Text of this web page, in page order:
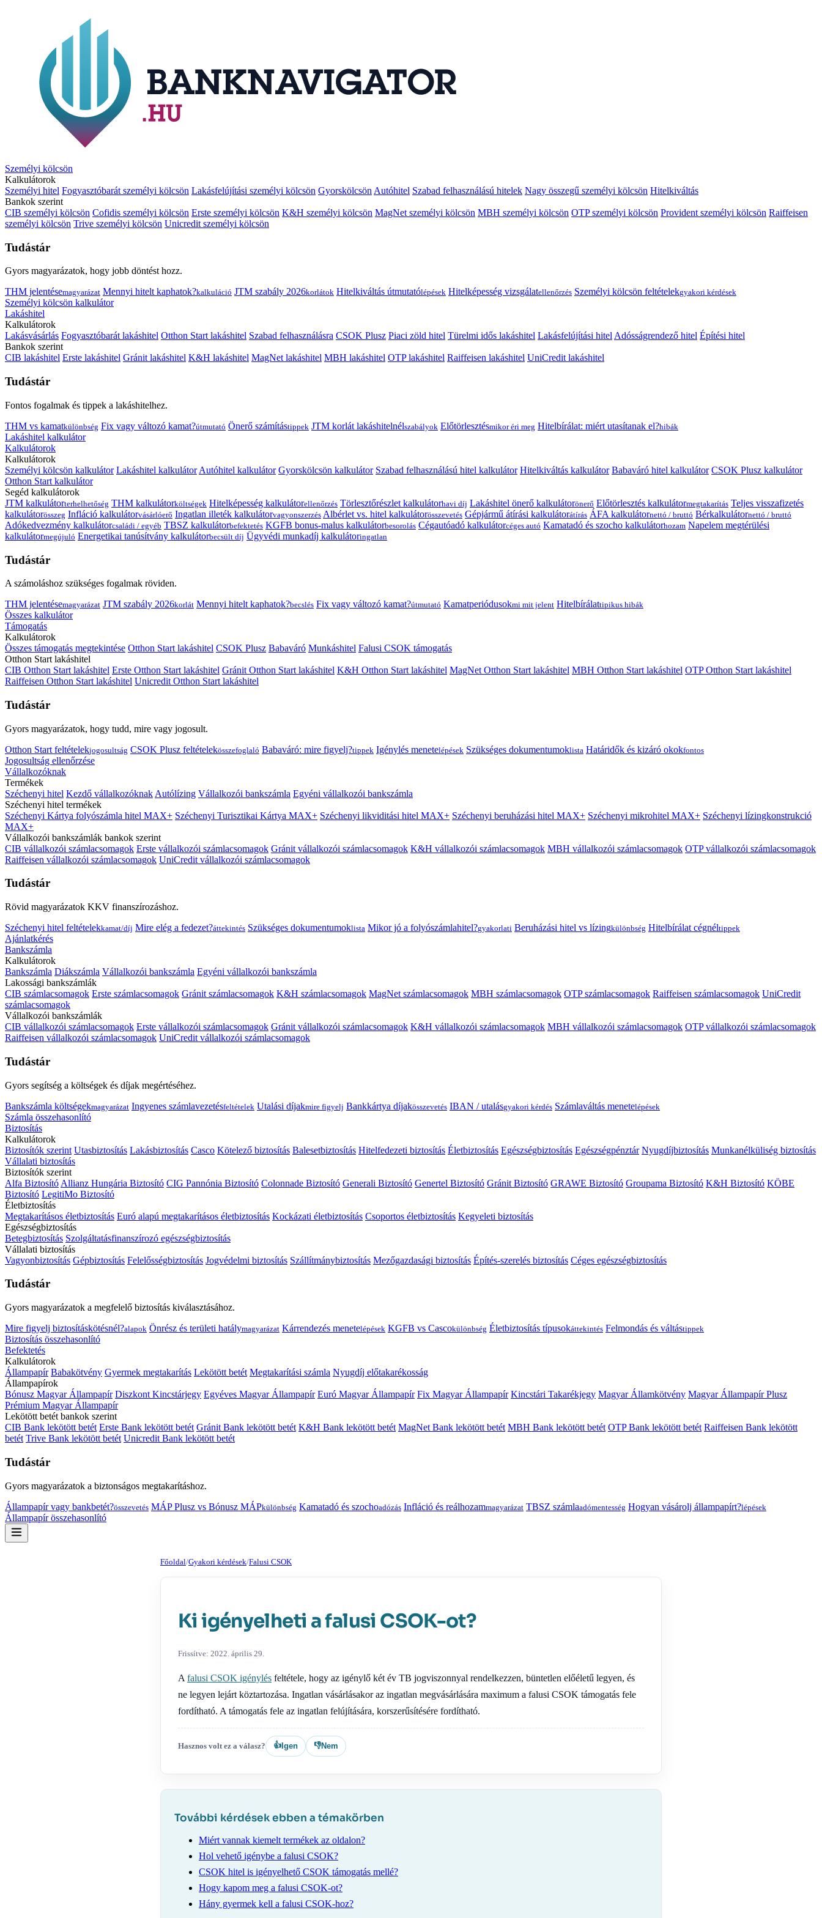
Személyi kölcsön
Kalkulátorok
Személyi hitel Fogyasztóbarát személyi kölcsön Lakásfelújítási személyi kölcsön Gyorskölcsön Autóhitel Szabad felhasználású hitelek Nagy összegű személyi kölcsön Hitelkiváltás
Bankok szerint
CIB személyi kölcsön Cofidis személyi kölcsön Erste személyi kölcsön K&H személyi kölcsön MagNet személyi kölcsön MBH személyi kölcsön OTP személyi kölcsön Provident személyi kölcsön Raiffeisen
személyi kölcsön Trive személyi kölcsön Unicredit személyi kölcsön
Tudástár
Gyors magyarázatok, hogy jobb döntést hozz.
THM jelentésemagyarázat Mennyi hitelt kaphatok?kalkuláció JTM szabály 2026korlátok Hitelkiváltás útmutatólépések Hitelképesség vizsgálatellenőrzés Személyi kölcsön feltételekgyakori kérdések
Személyi kölcsön kalkulátor
Lakáshitel
Kalkulátorok
Lakásvásárlás Fogyasztóbarát lakáshitel Otthon Start lakáshitel Szabad felhasználásra CSOK Plusz Piaci zöld hitel Türelmi idős lakáshitel Lakásfelújítási hitelAdósságrendező hitel Építési hitel
Bankok szerint
CIB lakáshitel Erste lakáshitel Gránit lakáshitel K&H lakáshitel MagNet lakáshitel MBH lakáshitel OTP lakáshitel Raiffeisen lakáshitel UniCredit lakáshitel
Tudástár
Fontos fogalmak és tippek a lakáshitelhez.
THM vs kamatkülönbség Fix vagy változó kamat?útmutató Önerő számítástippek JTM korlát lakáshitelnélszabályok Előtörlesztésmikor éri meg Hitelbírálat: miért utasítanak el?hibák
Lakáshitel kalkulátor
Kalkulátorok
Kalkulátorok
Személyi kölcsön kalkulátor Lakáshitel kalkulátor Autóhitel kalkulátor Gyorskölcsön kalkulátor Szabad felhasználású hitel kalkulátor Hitelkiváltás kalkulátor Babaváró hitel kalkulátor CSOK Plusz kalkulátor
Otthon Start kalkulátor
Segéd kalkulátorok
JTM kalkulátorterhelhetőség THM kalkulátorköltségek Hitelképesség kalkulátorellenőrzés Törlesztőrészlet kalkulátorhavi díj Lakáshitel önerő kalkulátorönerő Előtörlesztés kalkulátormegtakarítás Teljes visszafizetés
kalkulátorösszeg Infláció kalkulátorvásárlóerő Ingatlan illeték kalkulátorvagyonszerzés Albérlet vs. hitel kalkulátorösszevetés Gépjármű átírási kalkulátorátírás ÁFA kalkulátornettó / bruttó Bérkalkulátornettó / bruttó
Adókedvezmény kalkulátorcsaládi / egyéb TBSZ kalkulátorbefektetés KGFB bonus-malus kalkulátorbesorolás Cégautóadó kalkulátorcéges autó Kamatadó és szocho kalkulátorhozam Napelem megtérülési
kalkulátormegújuló Energetikai tanúsítvány kalkulátorbecsült díj Ügyvédi munkadíj kalkulátoringatlan
Tudástár
A számoláshoz szükséges fogalmak röviden.
THM jelentésemagyarázat JTM szabály 2026korlát Mennyi hitelt kaphatok?becslés Fix vagy változó kamat?útmutató Kamatperiódusokmi mit jelent Hitelbírálattipikus hibák
Összes kalkulátor
Támogatás
Kalkulátorok
Összes támogatás megtekintése Otthon Start lakáshitel CSOK Plusz Babaváró Munkáshitel Falusi CSOK támogatás
Otthon Start lakáshitel
CIB Otthon Start lakáshitel Erste Otthon Start lakáshitel Gránit Otthon Start lakáshitel K&H Otthon Start lakáshitel MagNet Otthon Start lakáshitel MBH Otthon Start lakáshitel OTP Otthon Start lakáshitel
Raiffeisen Otthon Start lakáshitel Unicredit Otthon Start lakáshitel
Tudástár
Gyors magyarázatok, hogy tudd, mire vagy jogosult.
Otthon Start feltételekjogosultság CSOK Plusz feltételekösszefoglaló Babaváró: mire figyelj?tippek Igénylés menetelépések Szükséges dokumentumoklista Határidők és kizáró okokfontos
Jogosultság ellenőrzése
Vállalkozóknak
Termékek
Széchenyi hitel Kezdő vállalkozóknak Autólízing Vállalkozói bankszámla Egyéni vállalkozói bankszámla
Széchenyi hitel termékek
Széchenyi Kártya folyószámla hitel MAX+ Széchenyi Turisztikai Kártya MAX+ Széchenyi likviditási hitel MAX+ Széchenyi beruházási hitel MAX+ Széchenyi mikrohitel MAX+ Széchenyi lízingkonstrukció
MAX+
Vállalkozói bankszámlák bankok szerint
CIB vállalkozói számlacsomagok Erste vállalkozói számlacsomagok Gránit vállalkozói számlacsomagok K&H vállalkozói számlacsomagok MBH vállalkozói számlacsomagok OTP vállalkozói számlacsomagok
Raiffeisen vállalkozói számlacsomagok UniCredit vállalkozói számlacsomagok
Tudástár
Rövid magyarázatok KKV finanszírozáshoz.
Széchenyi hitel feltételekkamat/díj Mire elég a fedezet?áttekintés Szükséges dokumentumoklista Mikor jó a folyószámlahitel?gyakorlati Beruházási hitel vs lízingkülönbség Hitelbírálat cégnéltippek
Ajánlatkérés
Bankszámla
Kalkulátorok
Bankszámla Diákszámla Vállalkozói bankszámla Egyéni vállalkozói bankszámla
Lakossági bankszámlák
CIB számlacsomagok Erste számlacsomagok Gránit számlacsomagok K&H számlacsomagok MagNet számlacsomagok MBH számlacsomagok OTP számlacsomagok Raiffeisen számlacsomagok UniCredit
számlacsomagok
Vállalkozói bankszámlák
CIB vállalkozói számlacsomagok Erste vállalkozói számlacsomagok Gránit vállalkozói számlacsomagok K&H vállalkozói számlacsomagok MBH vállalkozói számlacsomagok OTP vállalkozói számlacsomagok
Raiffeisen vállalkozói számlacsomagok UniCredit vállalkozói számlacsomagok
Tudástár
Gyors segítség a költségek és díjak megértéséhez.
Bankszámla költségekmagyarázat Ingyenes számlavezetésfeltételek Utalási díjakmire figyelj Bankkártya díjakösszevetés IBAN / utalásgyakori kérdés Számlaváltás menetelépések
Számla összehasonlító
Biztosítás
Kalkulátorok
Biztosítók szerint Utasbiztosítás Lakásbiztosítás Casco Kötelező biztosítás Balesetbiztosítás Hitelfedezeti biztosítás Életbiztosítás Egészségbiztosítás Egészségpénztár Nyugdíjbiztosítás Munkanélküliség biztosítás
Vállalati biztosítás
Biztosítók szerint
Alfa Biztosító Allianz Hungária Biztosító CIG Pannónia Biztosító Colonnade Biztosító Generali Biztosító Genertel Biztosító Gránit Biztosító GRAWE Biztosító Groupama Biztosító K&H Biztosító KÖBE
Biztosító LegitiMo Biztosító
Életbiztosítás
Megtakarításos életbiztosítás Euró alapú megtakarításos életbiztosítás Kockázati életbiztosítás Csoportos életbiztosítás Kegyeleti biztosítás
Egészségbiztosítás
Betegbiztosítás Szolgáltatásfinanszírozó egészségbiztosítás
Vállalati biztosítás
Vagyonbiztosítás Gépbiztosítás Felelősségbiztosítás Jogvédelmi biztosítás Szállítmánybiztosítás Mezőgazdasági biztosítás Építés-szerelés biztosítás Céges egészségbiztosítás
Tudástár
Gyors magyarázatok a megfelelő biztosítás kiválasztásához.
Mire figyelj biztosításkötésnél?alapok Önrész és területi hatálymagyarázat Kárrendezés menetelépések KGFB vs Cascokülönbség Életbiztosítás típusokáttekintés Felmondás és váltástippek
Biztosítás összehasonlító
Befektetés
Kalkulátorok
Állampapír Babakötvény Gyermek megtakarítás Lekötött betét Megtakarítási számla Nyugdíj előtakarékosság
Állampapírok
Bónusz Magyar Állampapír Diszkont Kincstárjegy Egyéves Magyar Állampapír Euró Magyar Állampapír Fix Magyar Állampapír Kincstári Takarékjegy Magyar Államkötvény Magyar Állampapír Plusz
Prémium Magyar Állampapír
Lekötött betét bankok szerint
CIB Bank lekötött betét Erste Bank lekötött betét Gránit Bank lekötött betét K&H Bank lekötött betét MagNet Bank lekötött betét MBH Bank lekötött betét OTP Bank lekötött betét Raiffeisen Bank lekötött
betét Trive Bank lekötött betét Unicredit Bank lekötött betét
Tudástár
Gyors magyarázatok a biztonságos megtakarításhoz.
Állampapír vagy bankbetét?összevetés MÁP Plusz vs Bónusz MÁPkülönbség Kamatadó és szochoadózás Infláció és reálhozammagyarázat TBSZ számlaadómentesség Hogyan vásárolj állampapírt?lépések
Állampapír összehasonlító
Főoldal/Gyakori kérdések/Falusi CSOK
Ki igényelheti a falusi CSOK-ot?
Frissítve: 2022. április 29.
A falusi CSOK igénylés feltétele, hogy az igénylő két év TB jogviszonnyal rendelkezzen, büntetlen előéletű legyen, és
ne legyen lejárt köztartozása. Ingatlan vásárlásakor az ingatlan megvásárlására maximum a falusi CSOK támogatás fele
fordítható. A támogatás fele az ingatlan felújítására, korszerűsítésére fordítható.
Hasznos volt ez a válasz? 👍 Igen 👎Nem
További kérdések ebben a témakörben
Miért vannak kiemelt termékek az oldalon?
Hol vehető igénybe a falusi CSOK?
CSOK hitel is igényelhető CSOK támogatás mellé?
Hogy kapom meg a falusi CSOK-ot?
Hány gyermek kell a falusi CSOK-hoz?